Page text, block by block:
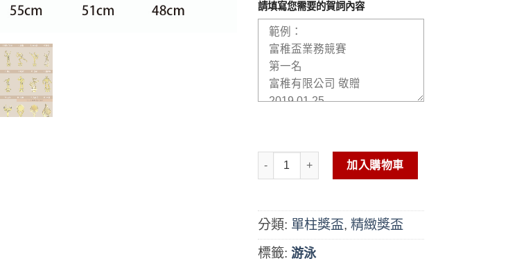
請填寫您需要的賀詞內容
單柱獎盃-GF-93LY 數量
加入購物車
分類: 單柱獎盃, 精緻獎盃
標籤: 游泳